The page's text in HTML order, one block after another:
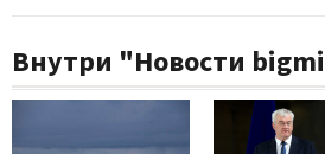
Внутри "Новости